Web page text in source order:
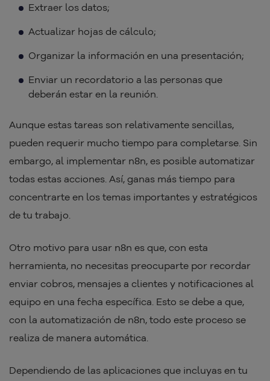
Extraer los datos;
Actualizar hojas de cálculo;
Organizar la información en una presentación;
Enviar un recordatorio a las personas que
deberán estar en la reunión.
Aunque estas tareas son relativamente sencillas,
pueden requerir mucho tiempo para completarse. Sin
embargo, al implementar n8n, es posible automatizar
todas estas acciones. Así, ganas más tiempo para
concentrarte en los temas importantes y estratégicos
de tu trabajo.
Otro motivo para usar n8n es que, con esta
herramienta, no necesitas preocuparte por recordar
enviar cobros, mensajes a clientes y notificaciones al
equipo en una fecha específica. Esto se debe a que,
con la automatización de n8n, todo este proceso se
realiza de manera automática.
Dependiendo de las aplicaciones que incluyas en tu